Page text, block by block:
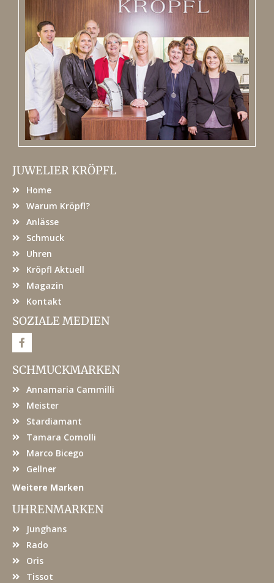
JUWELIER KRÖPFL
Home
Warum Kröpfl?
Anlässe
Schmuck
Uhren
Kröpfl Aktuell
Magazin
Kontakt
SOZIALE MEDIEN
F
a
e
b
o
SCHMUCKMARKEN
Annamaria Cammilli
Meister
Stardiamant
Tamara Comolli
Marco Bicego
Gellner
Weitere Marken
UHRENMARKEN
Junghans
Rado
Oris
Tissot